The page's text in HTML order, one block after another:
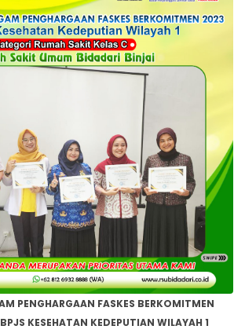
PENGHARGAAN FASKES BERKOMITMEN
KESEHATAN KEDEPUTIAN WILAYAH 1